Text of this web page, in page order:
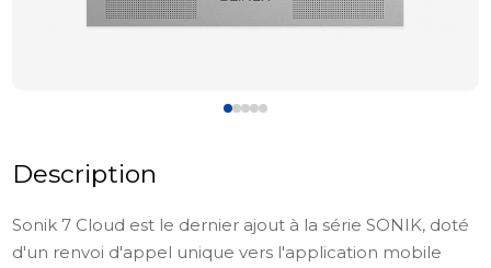
Description
Sonik 7 Cloud est le dernier ajout à la série SONIK, doté
d'un renvoi d'appel unique vers l'application mobile